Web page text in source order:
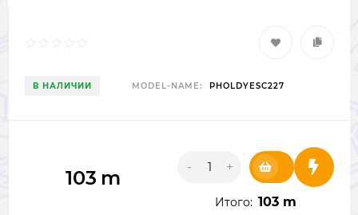
В НАЛИЧИИ MODEL-NAME: PHOLDYESC227
103 m - +
Итого: 103 m